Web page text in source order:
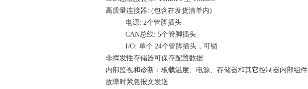
高质量连接器: (包含在发货清单内)
电源: 2个管脚插头
CAN总线: 5个管脚插头
I/O: 单个 24个管脚插头，可锁
非挥发性存储器可保存配置数据
内部监视和诊断：板载温度、电源、存储器和其它控制器内部组件
故障时紧急报文发送